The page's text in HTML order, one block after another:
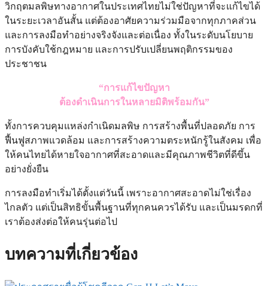
วิกฤตมลพิษทางอากาศในประเทศไทยไม่ใช่ปัญหาที่จะแก้ไขได้
ในระยะเวลาอันสั้น แต่ต้องอาศัยความร่วมมือจากทุกภาคส่วน
และการลงมือทำอย่างจริงจังและต่อเนื่อง ทั้งในระดับนโยบาย
การบังคับใช้กฎหมาย และการปรับเปลี่ยนพฤติกรรมของ
ประชาชน
“การแก้ไขปัญหา
ต้องดำเนินการในหลายมิติพร้อมกัน”
ทั้งการควบคุมแหล่งกำเนิดมลพิษ การสร้างพื้นที่ปลอดภัย การ
ฟื้นฟูสภาพแวดล้อม และการสร้างความตระหนักรู้ในสังคม เพื่อ
ให้คนไทยได้หายใจอากาศที่สะอาดและมีคุณภาพชีวิตที่ดีขึ้น
อย่างยั่งยืน
การลงมือทำเริ่มได้ตั้งแต่วันนี้ เพราะอากาศสะอาดไม่ใช่เรื่อง
ไกลตัว แต่เป็นสิทธิขั้นพื้นฐานที่ทุกคนควรได้รับ และเป็นมรดกที่
เราต้องส่งต่อให้คนรุ่นต่อไป
บทความที่เกี่ยวข้อง